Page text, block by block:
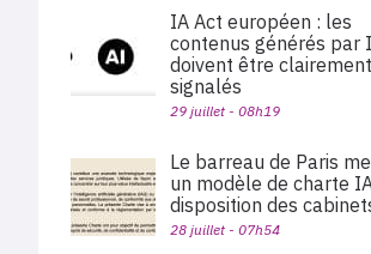
IA Act européen : les
contenus générés par
doivent être clairement
signalés
29 juillet - 08h19
Le barreau de Paris
un modèle de charte
disposition des
28 juillet - 07h54